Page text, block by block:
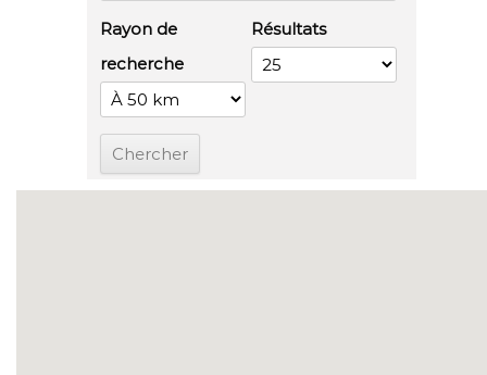
Rayon de
recherche
Résultats